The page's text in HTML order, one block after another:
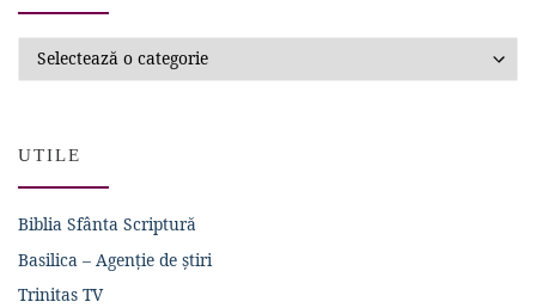
UTILE
Biblia Sfânta Scriptură
Basilica – Agenție de știri
Trinitas TV